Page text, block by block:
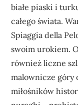
białe piaski i
całego świata.
Spiaggia della
swoim urokiem.
również liczne
malownicze góry
miłośników